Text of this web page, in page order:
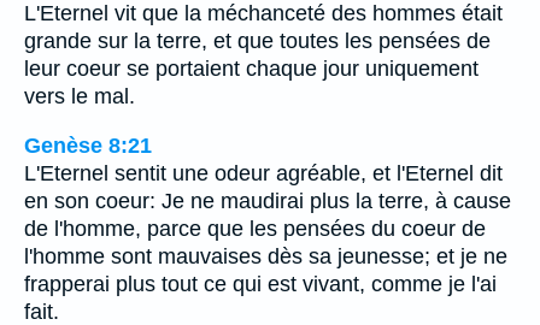
L'Eternel vit que la méchanceté des hommes était
grande sur la terre, et que toutes les pensées de
leur coeur se portaient chaque jour uniquement
vers le mal.
Genèse 8:21
L'Eternel sentit une odeur agréable, et l'Eternel dit
en son coeur: Je ne maudirai plus la terre, à cause
de l'homme, parce que les pensées du coeur de
l'homme sont mauvaises dès sa jeunesse; et je ne
frapperai plus tout ce qui est vivant, comme je l'ai
fait.